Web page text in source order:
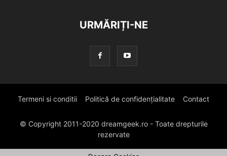
URMĂRIȚI-NE
Termeni si conditii Politică de confidențialitate Contact
© Copyright 2011-2020 dreamgeek.ro - Toate drepturile
rezervate